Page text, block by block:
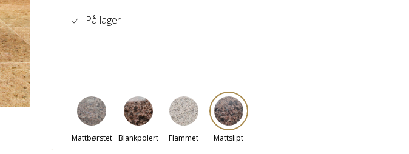
Mattbørstet Blankpolert Flammet Mattslipt
På lager